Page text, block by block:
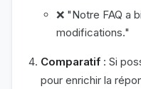
❌ "Notre FAQ a
modifications."
Comparatif : Si
pour enrichir la